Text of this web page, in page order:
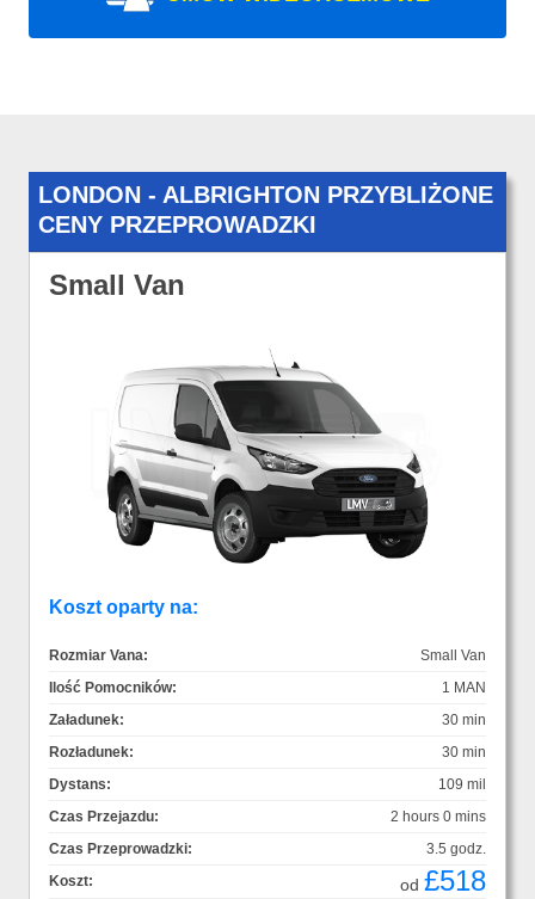
LONDON - ALBRIGHTON PRZYBLIŻONE
CENY PRZEPROWADZKI
Small Van
Koszt oparty na:
Rozmiar Vana:
Small Van
Ilość Pomocników:
1 MAN
Załadunek:
30 min
Rozładunek:
30 min
Dystans:
109 mil
Czas Przejazdu:
2 hours 0 mins
Czas Przeprowadzki:
3.5 godz.
Koszt:
od £518